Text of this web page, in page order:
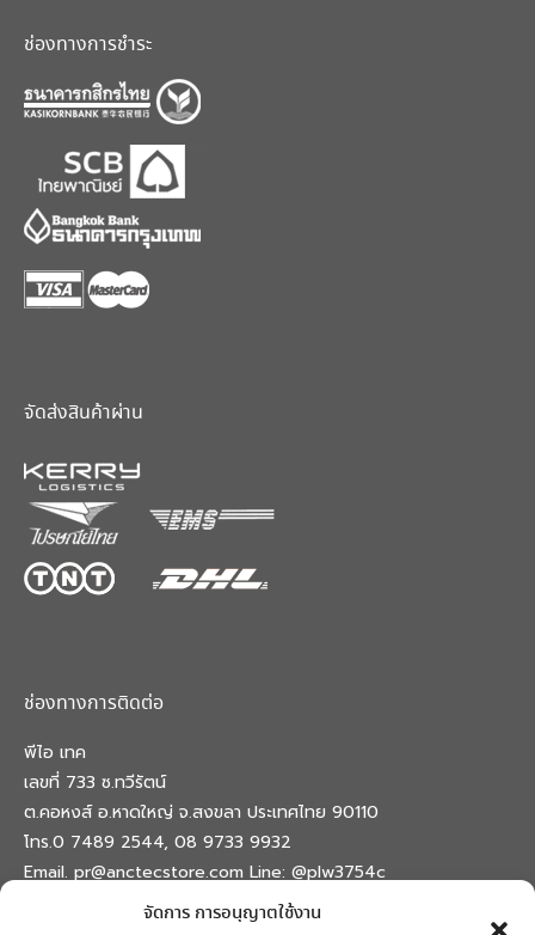
จัดการ การอนุญาตใช้งาน
ช่องทางการชำระ
จัดส่งสินค้าผ่าน
ช่องทางการติดต่อ
พีไอ เทค
เลขที่ 733 ซ.ทวีรัตน์
ต.คอหงส์ อ.หาดใหญ่ จ.สงขลา ประเทศไทย 90110
โทร.0 7489 2544, 08 9733 9932
Email. pr@anctecstore.com Line: @plw3754c